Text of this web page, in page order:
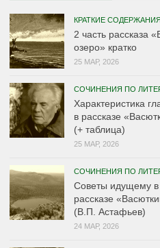
КРАТКИЕ СОДЕРЖАНИЯ
2 часть рассказа
озеро» кратко
25 МАР, 2026
СОЧИНЕНИЯ ПО
Характеристика
в рассказе
(+ таблица)
25 МАР, 2026
СОЧИНЕНИЯ ПО
Советы идущему в
рассказе
(В.П. Астафьев)
24 МАР, 2026